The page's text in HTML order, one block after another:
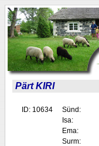
Pärt KIRI
ID: 10634 Sünd:
Isa:
Ema:
Surm: